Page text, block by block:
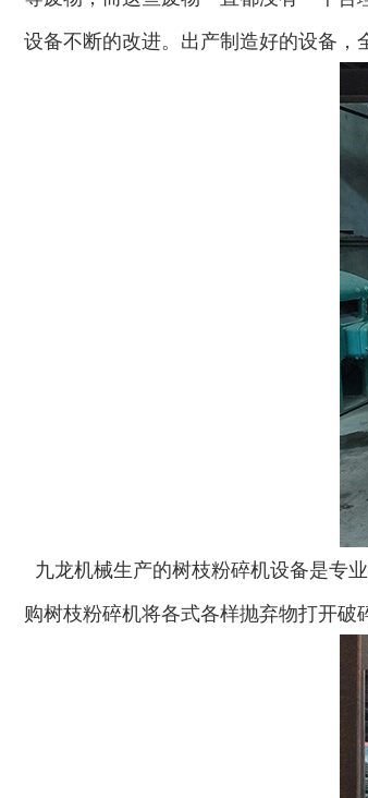
设备不断的改进。出产制造好的设备，
九龙机械生产的树枝粉碎机设备是专
购树枝粉碎机将各式各样抛弃物打开破
大型
大型
双
RDF